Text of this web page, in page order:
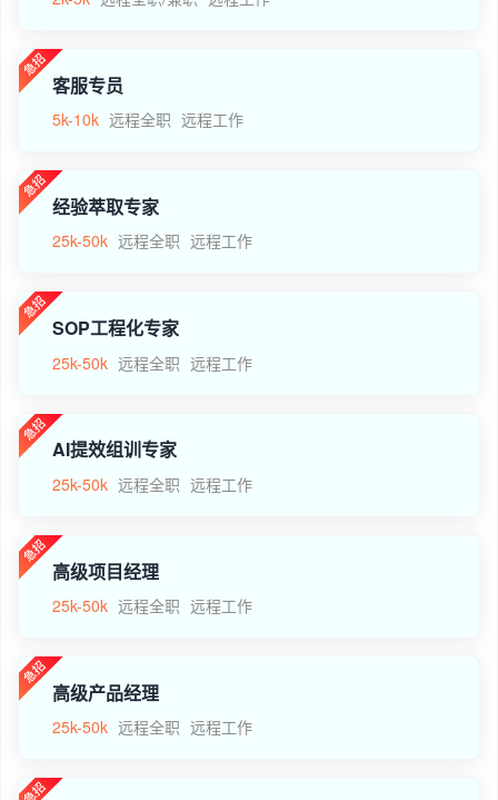
客服专员
5k-10k 远程全职 远程工作
经验萃取专家
25k-50k 远程全职 远程工作
SOP工程化专家
25k-50k 远程全职 远程工作
AI提效组训专家
25k-50k 远程全职 远程工作
高级项目经理
25k-50k 远程全职 远程工作
高级产品经理
25k-50k 远程全职 远程工作